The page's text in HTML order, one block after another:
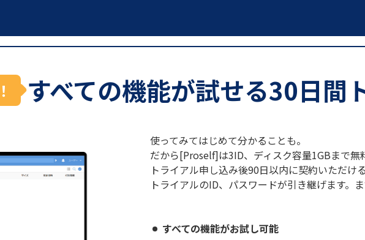
すべての機能が試せる30日間
使ってみてはじめて分かることも。
だから[Proself]は3ID、ディスク容量1GBまで無
トライアル申し込み後90日以内に契約いただける
トライアルのID、パスワードが引き継げます。
すべての機能がお試し可能